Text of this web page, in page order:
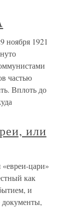
1921
частью
Вплоть до
или
цари»
как
и
документы,